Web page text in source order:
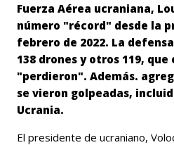
Fuerza Aérea ucraniana,
número "récord" desde la
febrero de 2022. La
138 drones y otros 119, que
"perdieron". Además.
se vieron golpeadas,
Ucrania.
El presidente de ucraniano,